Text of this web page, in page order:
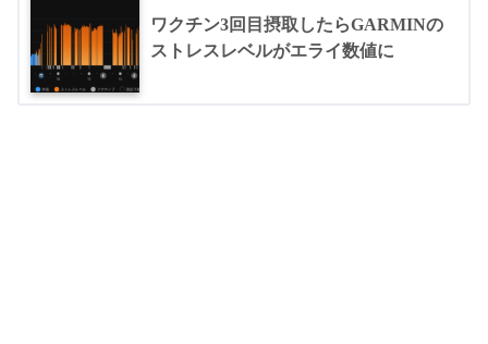
ワクチン3回目摂取したらGARMINの
ストレスレベルがエライ数値に